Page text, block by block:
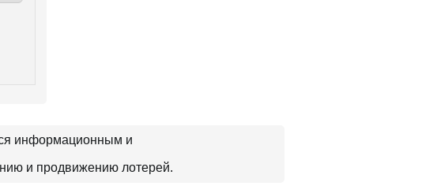
информационным и
и продвижению лотерей.